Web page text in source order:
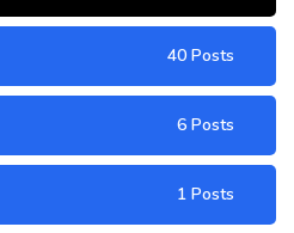
40 Posts
6 Posts
1 Posts